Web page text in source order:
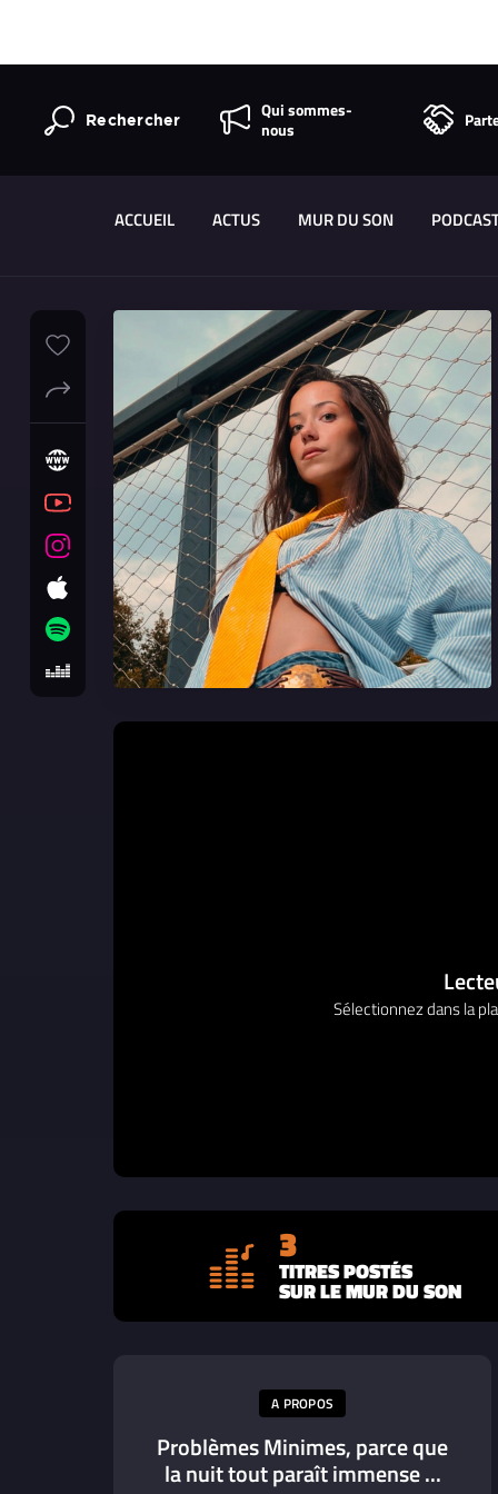
Rechercher
Qui sommes-
nous
ACCUEIL ACTUS MUR DU SON
Sélectionnez dans la
3
TITRES POSTÉS
SUR LE MUR DU SON
A PROPOS
Problèmes Minimes, parce que
la nuit tout paraît immense ...